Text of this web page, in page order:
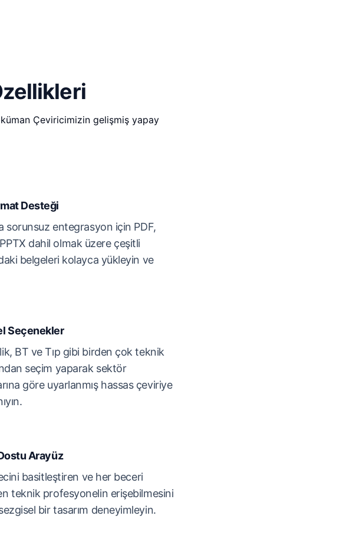
Çeviricimizin gelişmiş yapay
Desteği
sorunsuz entegrasyon için PDF,
dahil olmak üzere çeşitli
belgeleri kolayca yükleyin ve
Seçenekler
BT ve Tıp gibi birden çok teknik
seçim yaparak sektör
göre uyarlanmış hassas çeviriye
Arayüz
basitleştiren ve her beceri
teknik profesyonelin erişebilmesini
bir tasarım deneyimleyin.